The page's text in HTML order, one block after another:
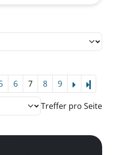
6 7 8 9
Treffer pro Seite